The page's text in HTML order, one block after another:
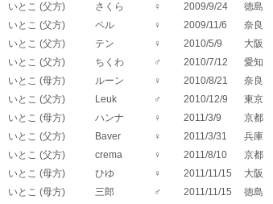
いとこ (父方) さくら ♀ 2009/9/24 徳島
いとこ (父方) ペル ♀ 2009/11/6 奈良
いとこ (父方) テン ♀ 2010/5/9 大阪
いとこ (父方) ちくわ ♂ 2010/7/12 愛知
いとこ (母方) ルーン ♀ 2010/8/21 奈良
いとこ (父方) Leuk ♂ 2010/12/9 東京
いとこ (母方) ハンナ ♀ 2011/3/9 京都
いとこ (父方) Baver ♀ 2011/3/31 兵庫
いとこ (父方) crema ♀ 2011/8/10 京都
いとこ (母方) ひゆ ♀ 2011/11/15 大阪
いとこ (母方) 三郎 ♂ 2011/11/15 徳島